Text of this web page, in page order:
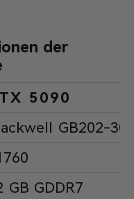
der
5090
GB202-
GB GDDR7